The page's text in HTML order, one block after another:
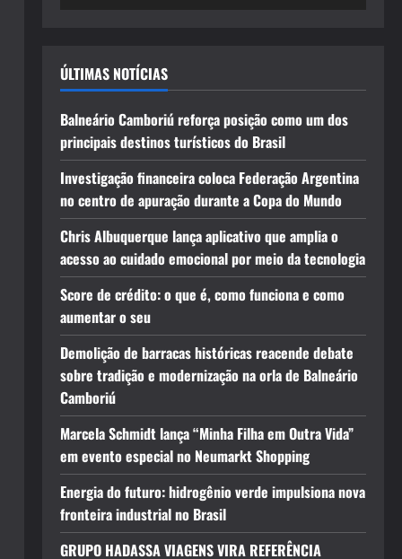
ÚLTIMAS NOTÍCIAS
Balneário Camboriú reforça posição como um dos
principais destinos turísticos do Brasil
Investigação financeira coloca Federação Argentina
no centro de apuração durante a Copa do Mundo
Chris Albuquerque lança aplicativo que amplia o
acesso ao cuidado emocional por meio da tecnologia
Score de crédito: o que é, como funciona e como
aumentar o seu
Demolição de barracas históricas reacende debate
sobre tradição e modernização na orla de Balneário
Camboriú
Marcela Schmidt lança “Minha Filha em Outra Vida”
em evento especial no Neumarkt Shopping
Energia do futuro: hidrogênio verde impulsiona nova
fronteira industrial no Brasil
GRUPO HADASSA VIAGENS VIRA REFERÊNCIA